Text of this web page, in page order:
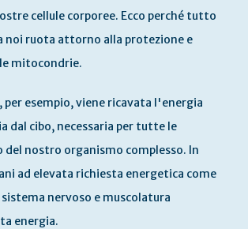
cellule corporee. Ecco perché tutto
noi ruota attorno alla protezione e
mitocondrie.
esempio, viene ricavata l'energia
dal cibo, necessaria per tutte le
nostro organismo complesso. In
ad elevata richiesta energetica come
nervoso e muscolatura
energia.